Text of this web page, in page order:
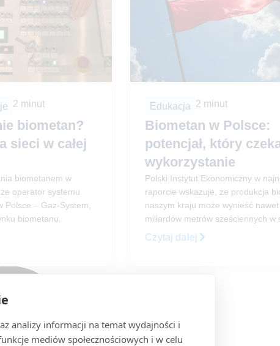
analizy informacji na temat wydajności i
mediów społecznościowych i w celu
2 minut
biometan?
sieci w całej
biometanem w
operator systemu
Polsce – Gaz-System,
biometanu.
Edukacja 2 minut
Biometan w Polsce:
potencjał, który
wykorzystanie
Polski Instytut Ekonomiczny w
raporcie wskazuje, że produkcja
naszym kraju może wynieść
miliardów metrów sześciennych w
Czytaj dalej